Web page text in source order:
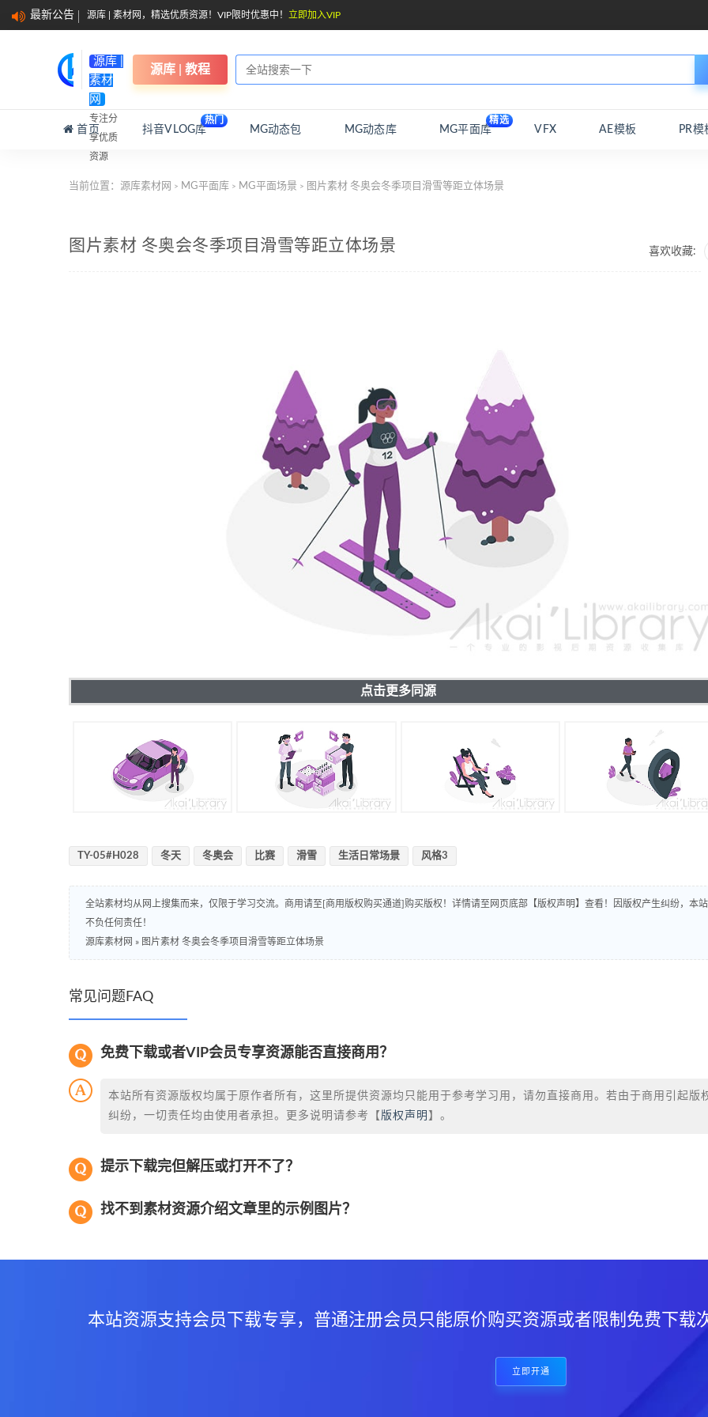
最新公告 源库 | 素材网，精选优质资源！VIP限时优惠中！ 立即加入VIP
源库 |
素材
网
专注分
享优质
资源
源库 | 教程
首页 抖音VLOG库
热门
MG动态包 MG动态库 MG平面库
精选
VFX AE模板 PR模
当前位置： 源库素材网 > MG平面库 > MG平面场景 > 图片素材 冬奥会冬季项目滑雪等距立体场景
喜欢收藏:
图片素材 冬奥会冬季项目滑雪等距立体场景
点击更多同源
TY-05#H028 冬天 冬奥会 比赛 滑雪 生活日常场景 风格3
全站素材均从网上搜集而来，仅限于学习交流。商用请至[商用版权购买通道]购买版权！详情请至网页底部【版权声明】查看！因版权产生纠纷，本站
不负任何责任！
源库素材网 » 图片素材 冬奥会冬季项目滑雪等距立体场景
常见问题FAQ
免费下载或者VIP会员专享资源能否直接商用？
本站所有资源版权均属于原作者所有，这里所提供资源均只能用于参考学习用，请勿直接商用。若由于商用引起版
纠纷，一切责任均由使用者承担。更多说明请参考【 版权声明 】。
提示下载完但解压或打开不了？
找不到素材资源介绍文章里的示例图片？
本站资源支持会员下载专享，普通注册会员只能原价购买资源或者限制免费下载
立即开通